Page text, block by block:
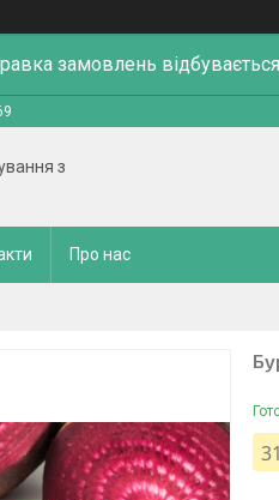
замовлень
з
Про нас